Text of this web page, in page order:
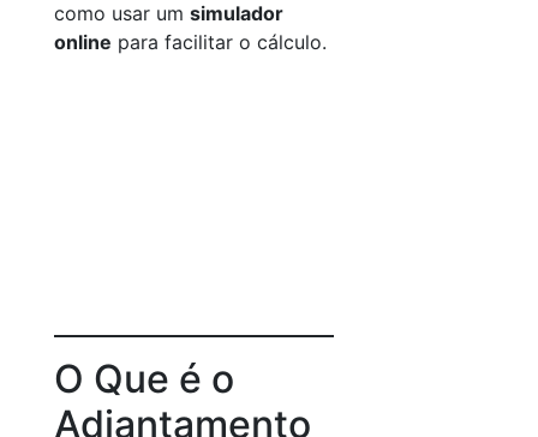
como usar um simulador
online para facilitar o cálculo.
O Que é o
Adiantamento